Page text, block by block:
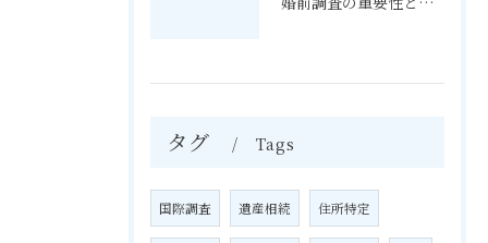
タグ Tags
国際調査 遺産相続 住所特定